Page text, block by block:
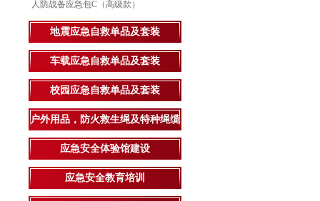
人防战备应急包C（高级款）
地震应急自救单品及套装
车载应急自救单品及套装
校园应急自救单品及套装
户外用品，防火救生绳及特种绳缆
应急安全体验馆建设
应急安全教育培训